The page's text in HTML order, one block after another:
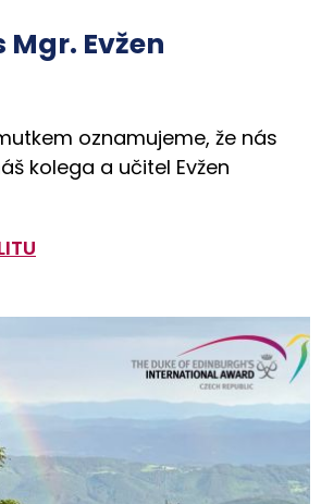
Evžen
oznamujeme, že nás
kolega a učitel Evžen